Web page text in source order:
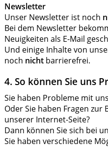
Newsletter
Unser Newsletter ist noch
Bei dem Newsletter
Neuigkeiten als E-Mail
Und einige Inhalte von
noch nichtbarrierefrei.
4. So können Sie uns
Sie haben Probleme mit
Oder Sie haben Fragen
unserer Internet-Seite?
Dann können Sie sich bei
Sie haben verschiedene